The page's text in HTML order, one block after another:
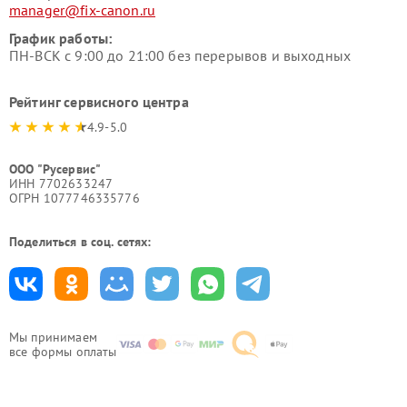
Мы принимаем
все формы оплаты
manager@fix-canon.ru
График работы:
ПН-ВСК с 9:00 до 21:00 без перерывов и выходных
Рейтинг сервисного центра
4.9-5.0
ООО "Русервис"
ИНН 7702633247
ОГРН 1077746335776
Поделиться в соц. сетях: